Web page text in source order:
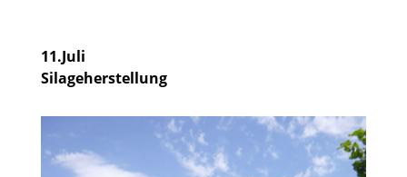
11.Juli
Silageherstellung